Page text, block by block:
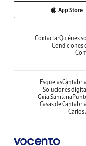
App Store
ContactarQuiénes
Condiciones
Esquelas
Soluciones
Guía Sanitaria
Casas de Cantabria
Carlos